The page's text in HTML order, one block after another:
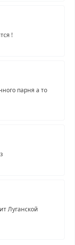
!
парня а то
Луганской